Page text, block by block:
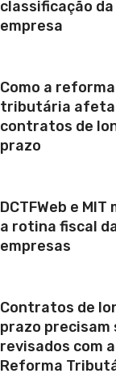
classificação da
empresa
Como a reforma
tributária afeta
contratos de
prazo
DCTFWeb e MIT
a rotina fiscal
empresas
Contratos de
prazo precisam
revisados com a
Reforma